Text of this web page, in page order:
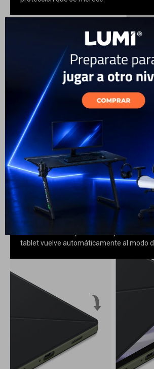
Listo para la
cerrado para el
La intuitiva función de reposo y
ahorra tiempo y batería. Tu tablet se
abras la funda Book Cover para que
tarea en un abrir y cerrar de ojos. Cuando
tablet vuelve automáticamente al modo